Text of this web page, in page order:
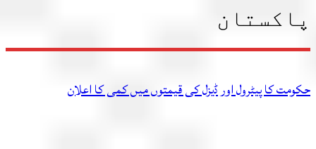
پاکستان
حکومت کا پیٹرول اور ڈیزل کی قیمتوں میں کمی کا اعلان